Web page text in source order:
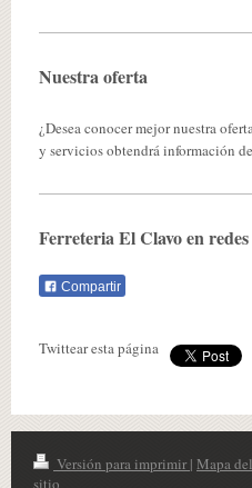
Nuestra oferta
¿Desea conocer mejor nuestra
y servicios obtendrá información
Ferreteria El Clavoen
Compartir
Twittear esta página
Versión para imprimir | Mapa del
sitio